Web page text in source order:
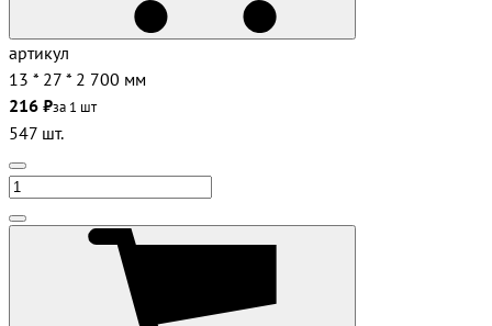
артикул
13 * 27 * 2 700 мм
216 ₽за 1 шт
547 шт.